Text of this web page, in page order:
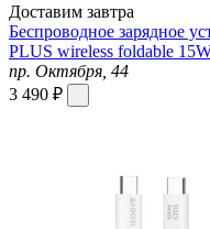
Доставим завтра
Беспроводное зарядное
PLUS wireless foldable
пр. Октября, 44
3 490 ₽